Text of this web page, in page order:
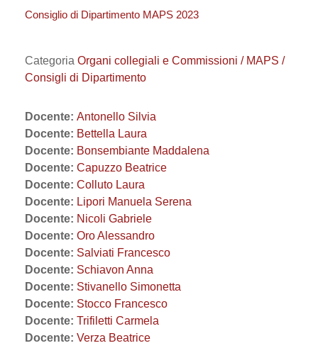
Consiglio di Dipartimento MAPS 2023
Categoria Organi collegiali e Commissioni / MAPS /
Consigli di Dipartimento
Docente: Antonello Silvia
Docente: Bettella Laura
Docente: Bonsembiante Maddalena
Docente: Capuzzo Beatrice
Docente: Colluto Laura
Docente: Lipori Manuela Serena
Docente: Nicoli Gabriele
Docente: Oro Alessandro
Docente: Salviati Francesco
Docente: Schiavon Anna
Docente: Stivanello Simonetta
Docente: Stocco Francesco
Docente: Trifiletti Carmela
Docente: Verza Beatrice